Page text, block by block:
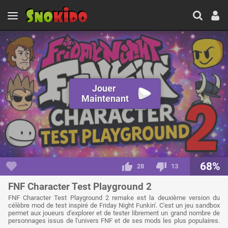
Jouer
Maintenant
28 13 68%
FNF Character Test Playground 2
FNF Character Test Playground 2 remake est la deuxième version du
célèbre mod de test inspiré de Friday Night Funkin'. C'est un jeu sandbox
permet aux joueurs d'explorer et de tester librement un grand nombre de
personnages issus de l'univers FNF et de ses mods les plus populaires.